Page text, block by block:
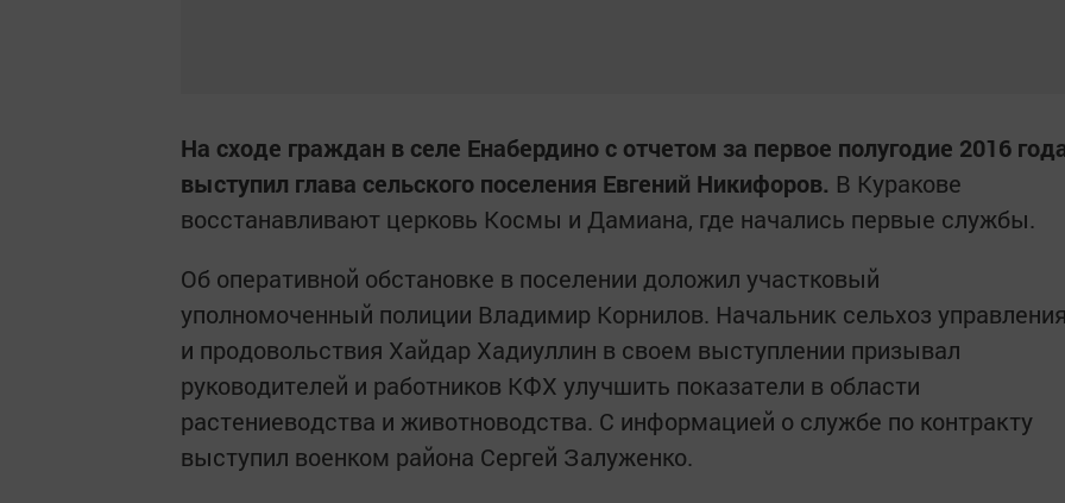
На сходе граждан в селе Енабердино с отчетом за первое полугодие 2016
выступил глава сельского поселения Евгений Никифоров. В Куракове
восстанавливают церковь Космы и Дамиана, где начались первые службы.
Об оперативной обстановке в поселении доложил участковый
уполномоченный полиции Владимир Корнилов. Начальник сельхоз
и продовольствия Хайдар Хадиуллин в своем выступлении призывал
руководителей и работников КФХ улучшить показатели в области
растениеводства и животноводства. С информацией о службе по контракту
выступил военком района Сергей Залуженко.